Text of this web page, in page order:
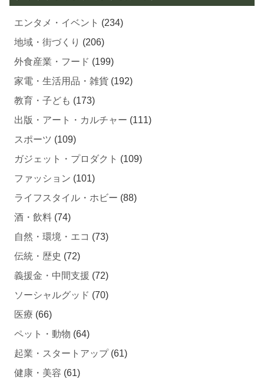
エンタメ・イベント (234)
地域・街づくり (206)
外食産業・フード (199)
家電・生活用品・雑貨 (192)
教育・子ども (173)
出版・アート・カルチャー (111)
スポーツ (109)
ガジェット・プロダクト (109)
ファッション (101)
ライフスタイル・ホビー (88)
酒・飲料 (74)
自然・環境・エコ (73)
伝統・歴史 (72)
義援金・中間支援 (72)
ソーシャルグッド (70)
医療 (66)
ペット・動物 (64)
起業・スタートアップ(61)
健康・美容 (61)